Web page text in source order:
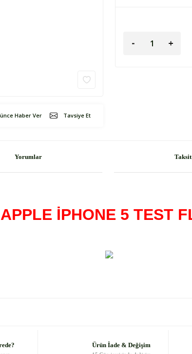
Haber Ver Tavsiye Et
Yorumlar
APPLE İPHONE 5 TEST
Ürün İade & Değişim